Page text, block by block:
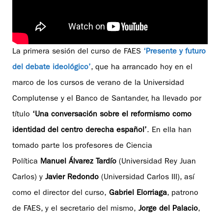
La primera sesión del curso de FAES ‘Presente y futuro
del debate ideológico’, que ha arrancado hoy en el
marco de los cursos de verano de la Universidad
Complutense y el Banco de Santander, ha llevado por
título ‘Una conversación sobre el reformismo como
identidad del centro derecha español’. En ella han
tomado parte los profesores de Ciencia
Política Manuel Álvarez Tardío (Universidad Rey Juan
Carlos) y Javier Redondo (Universidad Carlos III), así
como el director del curso, Gabriel Elorriaga, patrono
de FAES, y el secretario del mismo, Jorge del Palacio,